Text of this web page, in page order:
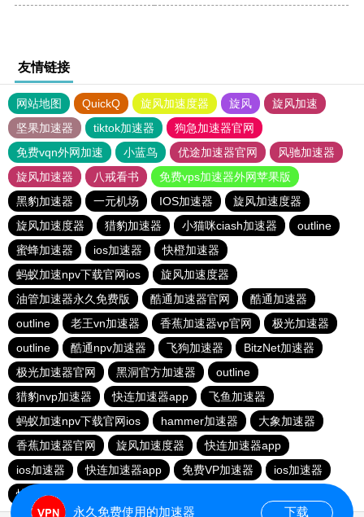
友情链接
网站地图 QuickQ 旋风加速度器 旋风
旋风加速
坚果加速器
tiktok加速器
狗急加速器官网
免费vqn外网加速
小蓝鸟 优途加速器官网
风驰加速器
旋风加速器
八戒看书
免费vps加速器外网苹果版
黑豹加速器
一元机场 IOS加速器
旋风加速度器
旋风加速度器
猎豹加速器 小猫咪ciash加速器
outline
蜜蜂加速器
ios加速器
快橙加速器
蚂蚁加速npv下载官网ios
旋风加速度器
油管加速器永久免费版
酷通加速器官网
酷通加速器
outline
老王vn加速器 香蕉加速器vp官网
极光加速器
outline
酷通npv加速器 飞狗加速器
BitzNet加速器
极光加速器官网
黑洞官方加速器
outline
猎豹nvp加速器
快连加速器app
飞鱼加速器
蚂蚁加速npv下载官网ios
hammer加速器
大象加速器
香蕉加速器官网
旋风加速度器
快连加速器app
ios加速器
快连加速器app 免费VP加速器
ios加速器
快连加速器app
永久免费使用的加速器 下载